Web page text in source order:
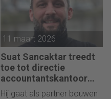
11 maart 2026
Suat Sancaktar treedt
toe tot directie
accountantskantoor
Kop of Munt
Hij gaat als partner bouwen